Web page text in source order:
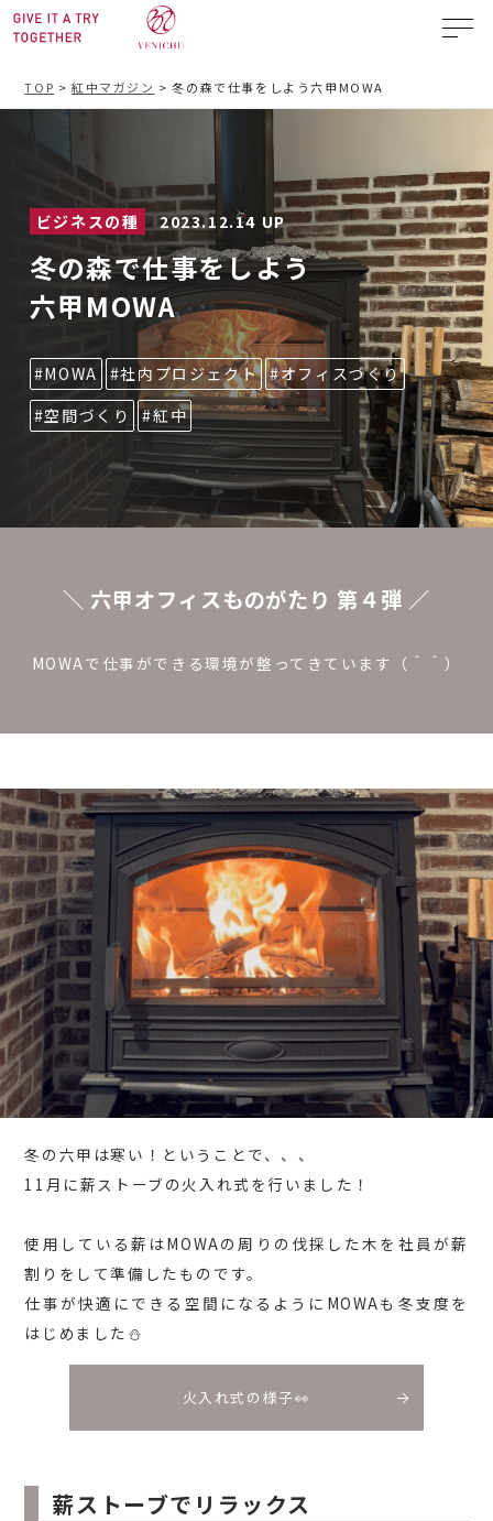
TOP >紅中マガジン >冬の森で仕事をしよう六甲MOWA
ビジネスの種 2023.12.14 UP
冬の森で仕事をしよう
六甲MOWA
#MOWA #社内プロジェクト #オフィスづくり
#空間づくり
#紅中
＼ 六甲オフィスものがたり 第４弾 ／
MOWAで仕事ができる環境が整ってきています（＾＾）
冬の六甲は寒い！ということで、、、
11月に薪ストーブの火入れ式を行いました！
使用している薪はMOWAの周りの伐採した木を社員が薪
割りをして準備したものです。
仕事が快適にできる空間になるようにMOWAも冬支度を
はじめました⛄
火入れ式の様子👀
薪ストーブでリラックス